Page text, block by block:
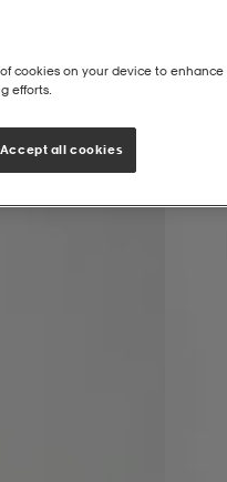
cookies on your device to enhance
efforts.
Accept all cookies